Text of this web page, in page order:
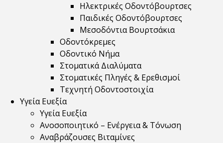
Ηλεκτρικές Οδοντόβουρτσες
Παιδικές Οδοντόβουρτσες
Μεσοδόντια Βουρτσάκια
Οδοντόκρεμες
Οδοντικό Νήμα
Στοματικά Διαλύματα
Στοματικές Πληγές & Ερεθισμοί
Τεχνητή Οδοντοστοιχία
Υγεία Ευεξία
Υγεία Ευεξία
Ανοσοποιητικό – Ενέργεια & Τόνωση
Αναβράζουσες Βιταμίνες